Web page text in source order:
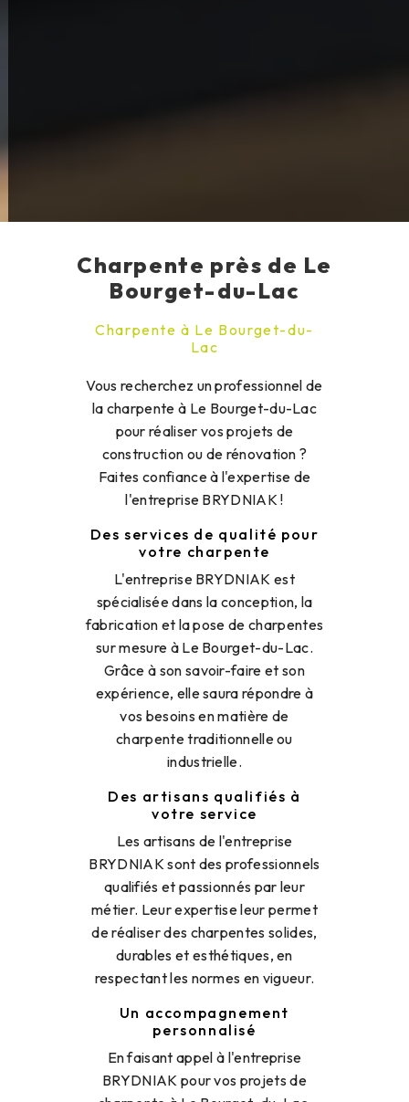
Charpente près de Le
Bourget-du-Lac
Charpente à Le Bourget-du-
Lac
Vous recherchez un professionnel de
la charpente à Le Bourget-du-Lac
pour réaliser vos projets de
construction ou de rénovation ?
Faites confiance à l'expertise de
l'entreprise BRYDNIAK !
Des services de qualité pour
votre charpente
L'entreprise BRYDNIAK est
spécialisée dans la conception, la
fabrication et la pose de charpentes
sur mesure à Le Bourget-du-Lac.
Grâce à son savoir-faire et son
expérience, elle saura répondre à
vos besoins en matière de
charpente traditionnelle ou
industrielle.
Des artisans qualifiés à
votre service
Les artisans de l'entreprise
BRYDNIAK sont des professionnels
qualifiés et passionnés par leur
métier. Leur expertise leur permet
de réaliser des charpentes solides,
durables et esthétiques, en
respectant les normes en vigueur.
Un accompagnement
personnalisé
En faisant appel à l'entreprise
BRYDNIAK pour vos projets de